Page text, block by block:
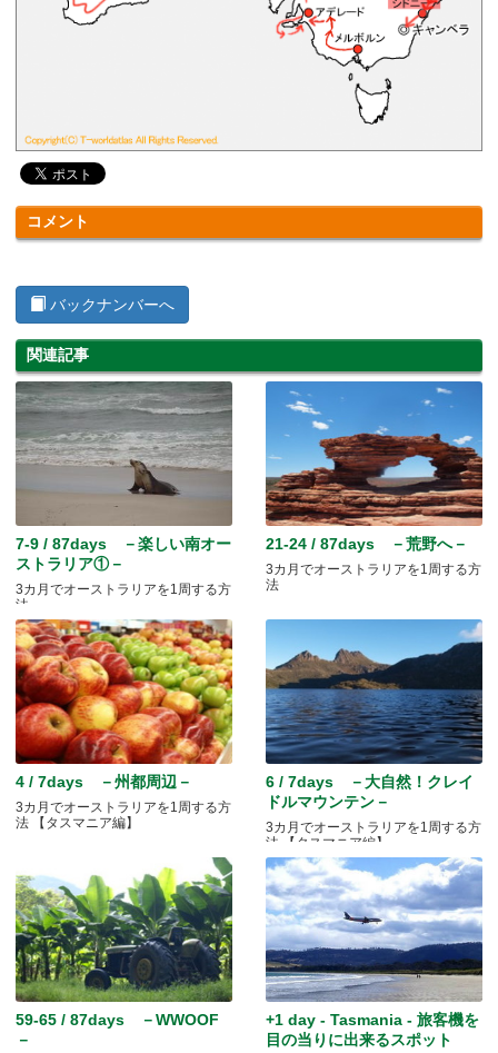
コメント
バックナンバーへ
関連記事
7-9 / 87days －楽しい南オー
ストラリア①－
3カ月でオーストラリアを1周する方
法
21-24 / 87days －荒野へ－
3カ月でオーストラリアを1周する方
法
4 / 7days －州都周辺－
3カ月でオーストラリアを1周する方
法 【タスマニア編】
6 / 7days －大自然！クレイ
ドルマウンテン－
3カ月でオーストラリアを1周する方
法 【タスマニア編】
59-65 / 87days －WWOOF
－
+1 day - Tasmania - 旅客機を
目の当りに出来るスポット